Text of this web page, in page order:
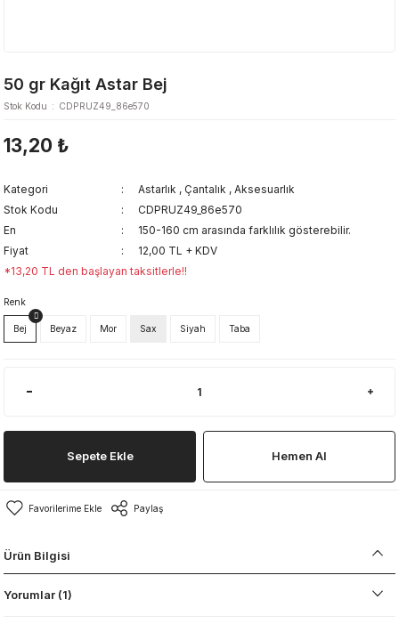
50 gr Kağıt Astar Bej
Stok Kodu CDPRUZ49_86e570
13,20 ₺
Kategori Astarlık , Çantalık , Aksesuarlık
Stok Kodu
CDPRUZ49_86e570
En
150-160 cm arasında farklılık gösterebilir.
Fiyat
12,00 TL + KDV
*13,20 TL den başlayan taksitlerle!!
Renk
Bej Beyaz Mor Sax Siyah Taba
Sepete Ekle Hemen Al
Paylaş
Ürün Bilgisi
Yorumlar (1)